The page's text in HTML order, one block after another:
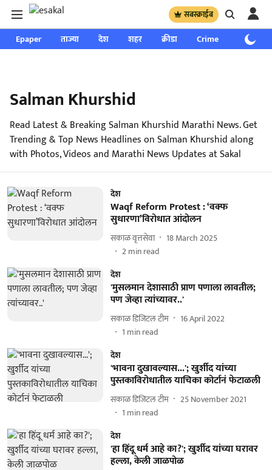
सबस्क्राईब
Epaper ताज्या देश शहर क्रीडा Crime साप्ताहिक
Salman Khurshid
Read Latest & Breaking Salman Khurshid Marathi News. Get
Trending & Top News Headlines on Salman Khurshid along
with Photos, Videos and Marathi News Updates at Sakal
देश
Waqf Reform Protest : ‘वक्फ
सुधारणा’विरोधात आंदोलन
सकाळ वृत्तसेवा
18 March 2025
2min read
देश
'मुसलमान देशासाठी प्राण पणाला लावतील;
पण जेव्हा त्यांच्यावर..'
सकाळ डिजिटल टीम
16 April 2022
1 min read
देश
'भावना दुखावल्यास...'; खुर्शीद यांच्या
पुस्तकाविरोधातील याचिका कोर्टानं फेटाळली
सकाळ डिजिटल टीम
25 November 2021
1 min read
देश
'हा हिंदू धर्म आहे का?'; खुर्शीद यांच्या घरावर
हल्ला, केली जाळपोळ